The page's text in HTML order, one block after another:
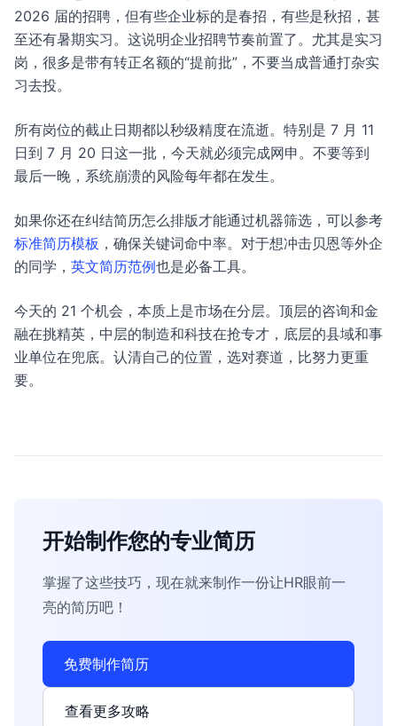
2026 届的招聘，但有些企业标的是春招，有些是秋招，甚
至还有暑期实习。这说明企业招聘节奏前置了。尤其是实习
岗，很多是带有转正名额的“提前批”，不要当成普通打杂实
习去投。
所有岗位的截止日期都以秒级精度在流逝。特别是 7 月 11
日到 7 月 20 日这一批，今天就必须完成网申。不要等到
最后一晚，系统崩溃的风险每年都在发生。
如果你还在纠结简历怎么排版才能通过机器筛选，可以参考
标准简历模板 ，确保关键词命中率。对于想冲击贝恩等外企
的同学， 英文简历范例也是必备工具。
今天的 21 个机会，本质上是市场在分层。顶层的咨询和金
融在挑精英，中层的制造和科技在抢专才，底层的县域和事
业单位在兜底。认清自己的位置，选对赛道，比努力更重
要。
开始制作您的专业简历
掌握了这些技巧，现在就来制作一份让HR眼前一
亮的简历吧！
免费制作简历
查看更多攻略